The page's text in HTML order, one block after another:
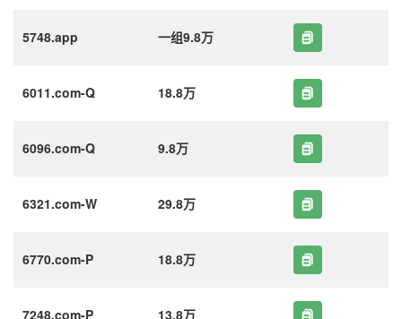
5748.app 一组9.8万
6011.com-Q 18.8万
6096.com-Q 9.8万
6321.com-W 29.8万
6770.com-P 18.8万
7248.com-P 13.8万